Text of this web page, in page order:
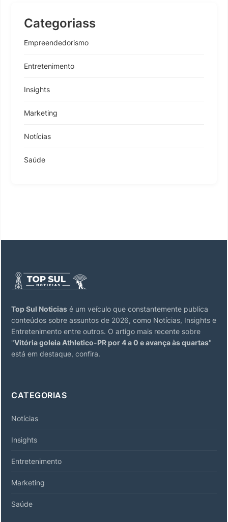
Categoriass
Empreendedorismo
Entretenimento
Insights
Marketing
Notícias
Saúde
Top Sul Noticias é um veículo que constantemente publica
conteúdos sobre assuntos de 2026, como Notícias, Insights e
Entretenimento entre outros. O artigo mais recente sobre
"Vitória goleia Athletico-PR por 4 a 0 e avança às quartas"
está em destaque, confira.
CATEGORIAS
Notícias
Insights
Entretenimento
Marketing
Saúde